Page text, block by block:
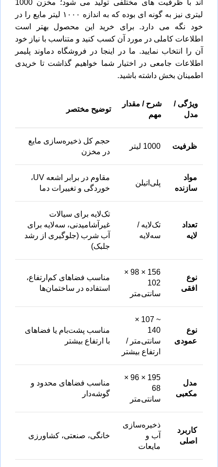
اند با ظرفیت های مختلفی تولید می شود؛ مخزن 1000
لیتری نیز به گونه ای بوده که به اندازه ۱۰۰۰ لیتر مایع را در
خود نگه می دارد. برای خرید این محصول بهتر است
اطلاعات کاملی در مورد آن کسب کنید و متناسب با نیاز خود
آن را انتخاب نمایید. ما در اینجا در فروشگاه دماوند پلیمر
اطلاعات جامعی در اختیار شما خواهیم گذاشت تا خریدی
اطمینان بخش داشته باشید.
ویژگی /
مدل
شرح / مقدار
مهم
توضیح مختصر
ظرفیت 1000 لیتر
حجم کل ذخیره‌سازی مایع
در مخزن
مواد
سازنده
پلی‌اتیلن
مقاوم در برابر اشعه UV،
خوردگی و تغییرات دما
تعداد
لایه
تک‌لایه /
سه‌لایه
تک‌لایه برای سیالات
غیرآشامیدنی، سه‌لایه برای
آب شرب (جلوگیری از رشد
جلبک)
نوع
افقی
156 × 98 ×
102
سانتی‌متر
مناسب فضاهای کم‌ارتفاع،
استفاده در ساختمان‌ها
نوع
عمودی
~ 107 ×
140
سانتی‌متر /
ارتفاع بیشتر
مناسب پشت‌بام یا فضاهای
با ارتفاع بیشتر
مدل
مکعبی
195 × 96 ×
68
سانتی‌متر
مناسب فضاهای محدود و
گوشه‌دار
کاربرد
اصلی
ذخیره‌سازی
آب و
مایعات
خانگی، صنعتی، کشاورزی